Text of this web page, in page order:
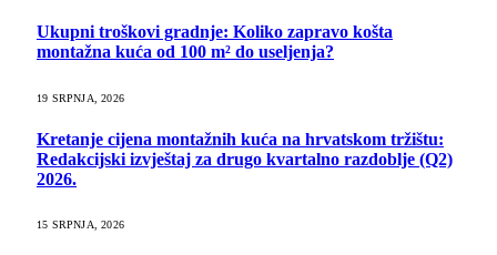
Ukupni troškovi gradnje: Koliko zapravo košta
montažna kuća od 100 m² do useljenja?
19 SRPNJA, 2026
Kretanje cijena montažnih kuća na hrvatskom tržištu:
Redakcijski izvještaj za drugo kvartalno razdoblje (Q2)
2026.
15 SRPNJA, 2026